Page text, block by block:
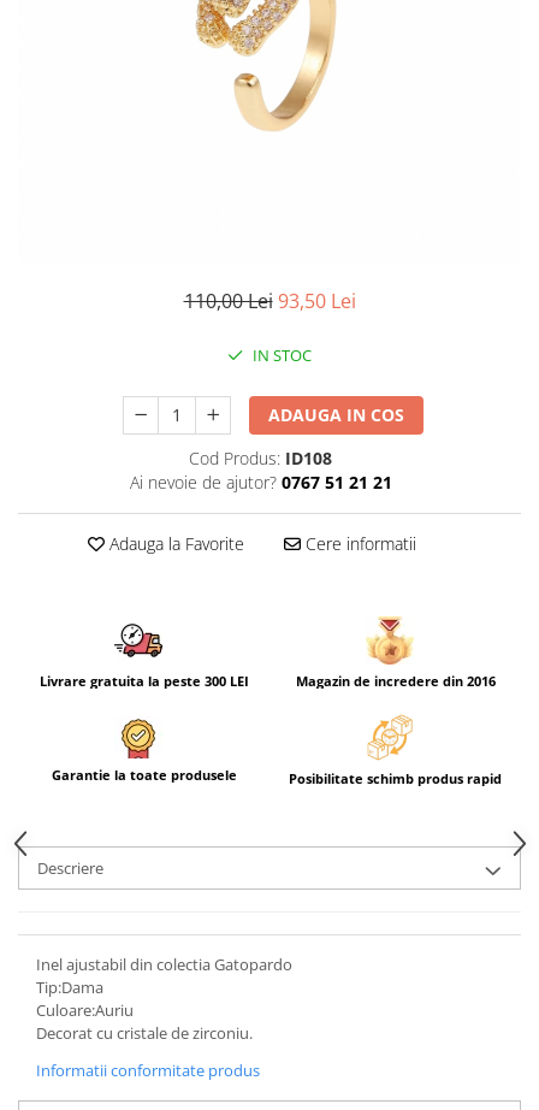
110,00 Lei 93,50 Lei
IN STOC
ADAUGA IN COS
Cod Produs: ID108
Ai nevoie de ajutor? 0767 51 21 21
Adauga la Favorite Cere informatii
Livrare gratuita la peste 300 LEI Magazin de incredere din 2016
Garantie la toate produsele Posibilitate schimb produs rapid
Descriere
Inel ajustabil din colectia Gatopardo
Tip:Dama
Culoare:Auriu
Decorat cu cristale de zirconiu.
Informatii conformitate produs